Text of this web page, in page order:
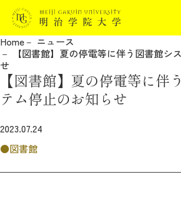
在学生の方
保証人の方
企業・研究者
Home
ニュース
【図書館】夏の停電等に伴う図書館シ
せ
【図書館】夏の停電等に伴
テム停止のお知らせ
2023.07.24
図書館